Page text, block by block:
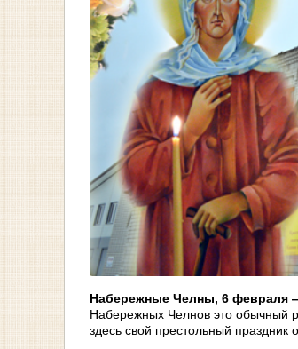
Набережные Челны, 6 февраля
Набережных Челнов это обычный
здесь свой престольный